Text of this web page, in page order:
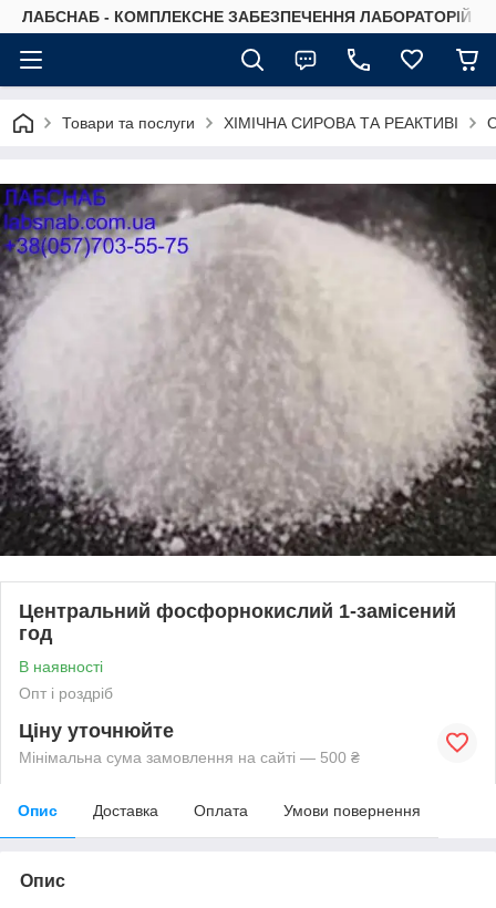
ЛАБСНАБ - КОМПЛЕКСНЕ ЗАБЕЗПЕЧЕННЯ ЛАБОРАТОРІЙ
Товари та послуги ХІМІЧНА СИРОВА ТА РЕАКТИВІ
Центральний фосфорнокислий 1-замісений
год
В наявності
Опт і роздріб
Ціну уточнюйте
Мінімальна сума замовлення на сайті — 500 ₴
Опис Доставка Оплата Умови повернення
Опис